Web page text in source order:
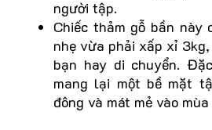
người tập.
Chiếc thảm gỗ bần này
nhẹ vừa phải xấp xỉ
bạn hay di chuyển.
mang lại một bề mặt
đông và mát mẻ vào mùa